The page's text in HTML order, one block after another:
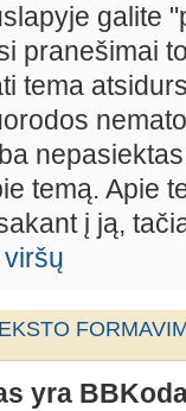
galite
pranešimai
tema
temą. Apie
į ją,
viršų
yra